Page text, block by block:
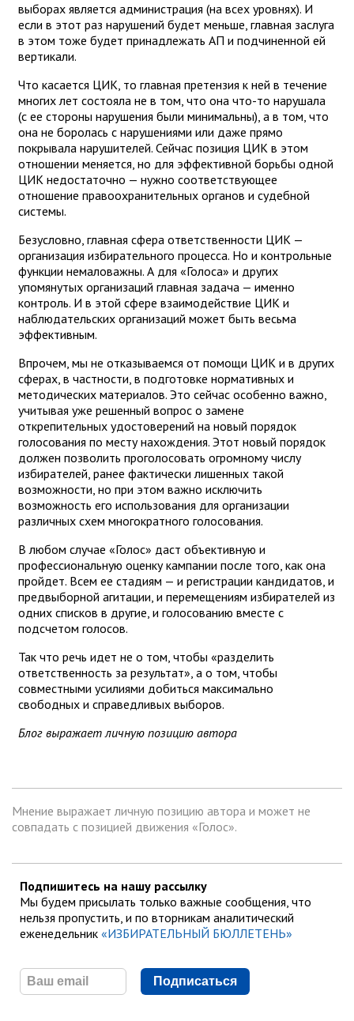
выборах является администрация (на всех уровнях). И
если в этот раз нарушений будет меньше, главная заслуга
в этом тоже будет принадлежать АП и подчиненной ей
вертикали.
Что касается ЦИК, то главная претензия к ней в течение
многих лет состояла не в том, что она что-то нарушала
(с ее стороны нарушения были минимальны), а в том, что
она не боролась с нарушениями или даже прямо
покрывала нарушителей. Сейчас позиция ЦИК в этом
отношении меняется, но для эффективной борьбы одной
ЦИК недостаточно — нужно соответствующее
отношение правоохранительных органов и судебной
системы.
Безусловно, главная сфера ответственности ЦИК —
организация избирательного процесса. Но и контрольные
функции немаловажны. А для «Голоса» и других
упомянутых организаций главная задача — именно
контроль. И в этой сфере взаимодействие ЦИК и
наблюдательских организаций может быть весьма
эффективным.
Впрочем, мы не отказываемся от помощи ЦИК и в других
сферах, в частности, в подготовке нормативных и
методических материалов. Это сейчас особенно важно,
учитывая уже решенный вопрос о замене
открепительных удостоверений на новый порядок
голосования по месту нахождения. Этот новый порядок
должен позволить проголосовать огромному числу
избирателей, ранее фактически лишенных такой
возможности, но при этом важно исключить
возможность его использования для организации
различных схем многократного голосования.
В любом случае «Голос» даст объективную и
профессиональную оценку кампании после того, как она
пройдет. Всем ее стадиям — и регистрации кандидатов, и
предвыборной агитации, и перемещениям избирателей из
одних списков в другие, и голосованию вместе с
подсчетом голосов.
Так что речь идет не о том, чтобы «разделить
ответственность за результат», а о том, чтобы
совместными усилиями добиться максимально
свободных и справедливых выборов.
Блог выражает личную позицию автора
Мнение выражает личную позицию автора и может не
совпадать с позицией движения «Голос».
Подпишитесь на нашу рассылку
Мы будем присылать только важные сообщения, что
нельзя пропустить, и по вторникам аналитический
еженедельник «ИЗБИРАТЕЛЬНЫЙ БЮЛЛЕТЕНЬ»
Подписаться